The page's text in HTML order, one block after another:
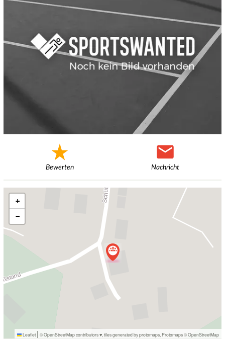
Bewerten Nachricht
+
−
Leaflet | © OpenStreetMap contributors ♥, tiles generated by protomaps Protomaps©OpenStreetMap